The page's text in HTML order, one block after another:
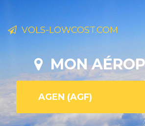
VOLS-LOWCOST.COM
MON